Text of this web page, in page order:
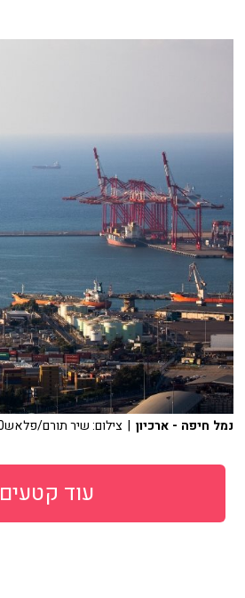
נמל חיפה - ארכיון | צילום: שיר תורם/פלאש90
עוד קטעים